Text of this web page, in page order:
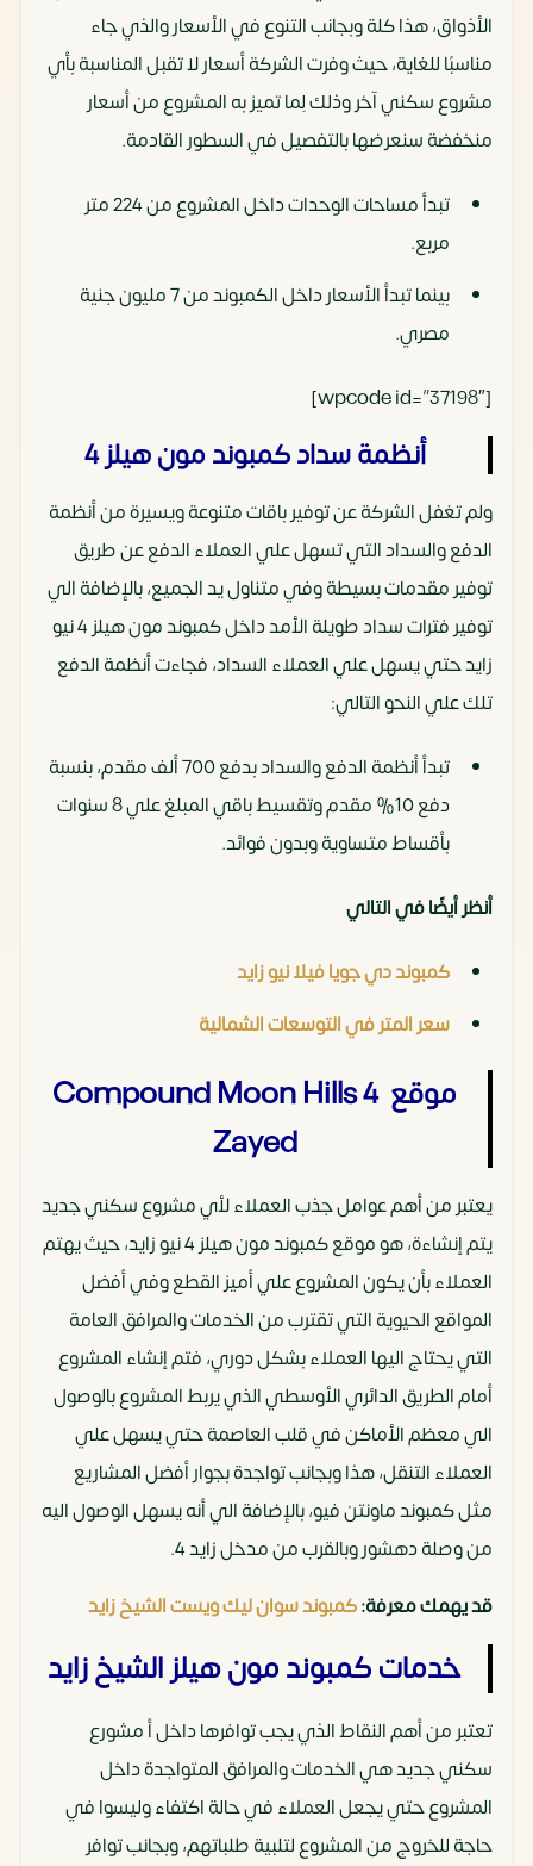
الأذواق، هذا كلة وبجانب التنوع في الأسعار والذي جاء
مناسبًا للغاية، حيث وفرت الشركة أسعار لا تقبل المناسبة بأي
مشروع سكني آخر وذلك لِما تميز به المشروع من أسعار
منخفضة سنعرضها بالتفصيل في السطور القادمة.
تبدأ مساحات الوحدات داخل المشروع من 224 متر
مربع.
بينما تبدأ الأسعار داخل الكمبوند من 7 مليون جنية
مصري.
[wpcode id=”37198″]
أنظمة سداد كمبوند مون هيلز 4
ولم تغفل الشركة عن توفير باقات متنوعة ويسيرة من أنظمة
الدفع والسداد التي تسهل علي العملاء الدفع عن طريق
توفير مقدمات بسيطة وفي متناول يد الجميع، بالإضافة الي
توفير فترات سداد طويلة الأمد داخل كمبوند مون هيلز 4 نيو
زايد حتي يسهل علي العملاء السداد، فجاءت أنظمة الدفع
تلك علي النحو التالي:
تبدأ أنظمة الدفع والسداد بدفع 700 ألف مقدم، بنسبة
دفع 10% مقدم وتقسيط باقي المبلغ علي 8 سنوات
بأقساط متساوية وبدون فوائد.
أنظر أيضًا في التالي
كمبوند دي جويا فيلا نيو زايد
سعر المتر في التوسعات الشمالية
موقع Compound Moon Hills 4
Zayed
يعتبر من أهم عوامل جذب العملاء لأي مشروع سكني جديد
يتم إنشاءة، هو موقع كمبوند مون هيلز 4 نيو زايد، حيث يهتم
العملاء بأن يكون المشروع علي أميز القطع وفي أفضل
المواقع الحيوية التي تقترب من الخدمات والمرافق العامة
التي يحتاج اليها العملاء بشكل دوري، فتم إنشاء المشروع
أمام الطريق الدائري الأوسطي الذي يربط المشروع بالوصول
الي معظم الأماكن في قلب العاصمة حتي يسهل علي
العملاء التنقل، هذا وبجانب تواجدة بجوار أفضل المشاريع
مثل كمبوند ماونتن فيو، بالإضافة الي أنه يسهل الوصول اليه
من وصلة دهشور وبالقرب من مدخل زايد 4.
قد يهمك معرفة:كمبوند سوان ليك ويست الشيخ زايد
خدمات كمبوند مون هيلز الشيخ زايد
تعتبر من أهم النقاط الذي يجب توافرها داخل أ مشورع
سكني جديد هي الخدمات والمرافق المتواجدة داخل
المشروع حتي يجعل العملاء في حالة اكتفاء وليسوا في
حاجة للخروج من المشروع لتلبية طلباتهم، وبجانب توافر